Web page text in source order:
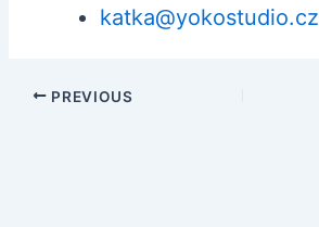
katka@yokostudio.cz
PREVIOUS